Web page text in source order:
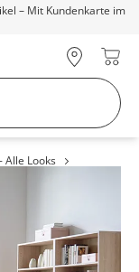
– Mit Kundenkarte im
Alle Looks